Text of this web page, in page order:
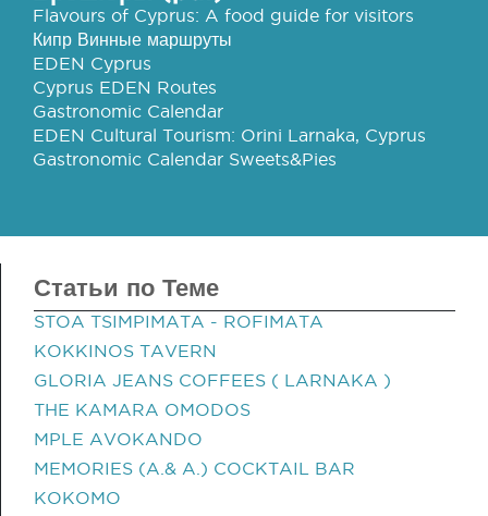
Flavours of Cyprus: A food guide for visitors
Кипр Винные маршруты
EDEN Cyprus
Cyprus EDEN Routes
Gastronomic Calendar
EDEN Cultural Tourism: Orini Larnaka, Cyprus
Gastronomic Calendar Sweets&Pies
Статьи по Теме
STOA TSIMPIMATA - ROFIMATA
KOKKINOS TAVERN
GLORIA JEANS COFFEES ( LARNAKA )
THE KAMARA OMODOS
MPLE AVOKANDO
MEMORIES (A.& A.) COCKTAIL BAR
KOKOMO